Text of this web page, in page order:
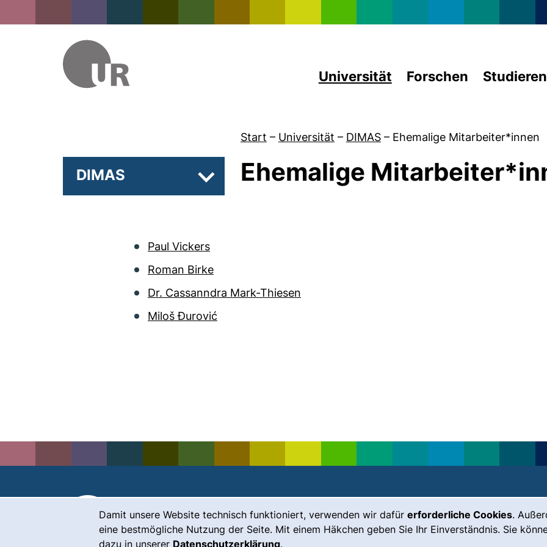
Damit unsere Website technisch funktioniert, verwenden wir dafür erforderliche Cookies.
eine bestmögliche Nutzung der Seite. Mit einem Häkchen geben Sie Ihr Einverständnis. Sie
dazu in unserer Datenschutzerklärung.
Universität Forschen Studieren
Start – Universität – DIMAS – Ehemalige Mitarbeiter*innen
DIMAS Unterseiten von Veranstaltungen
Ehemalige
Paul Vickers
Roman Birke
Dr. Cassanndra Mark-Thiesen
Miloš Đurović
Kontakt
Karriere
Leichte Sprache
Gebärdensprache
Impressum
Barrierefreiheit